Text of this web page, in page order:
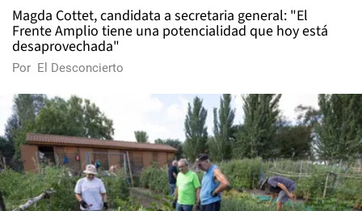
Magda Cottet, candidata a secretaria general: "El
Frente Amplio tiene una potencialidad que hoy está
desaprovechada"
Por El Desconcierto